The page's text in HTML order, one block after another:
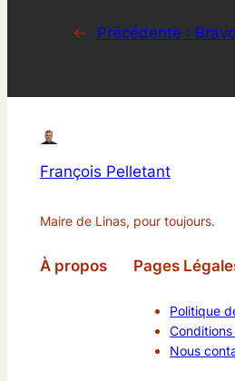
← Précédente :
François Pelletant
Maire de Linas, pour toujours.
À propos Pages
Politique
Conditions
Nous